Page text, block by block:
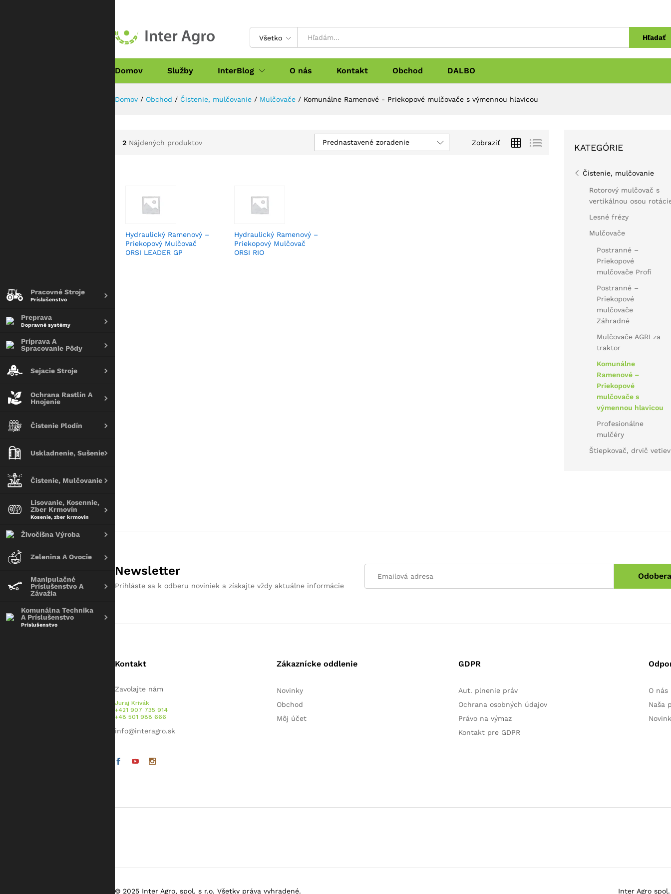
Pracovné Stroje
Príslušenstvo
Preprava
Dopravné systémy
Príprava A
Spracovanie Pôdy
Sejacie Stroje
Ochrana Rastlín A
Hnojenie
Čistenie Plodín
Uskladnenie, Sušenie
Čistenie, Mulčovanie
Lisovanie, Kosennie,
Zber Krmovín
Kosenie, zber krmovín
Živočíšna Výroba
Zelenina A Ovocie
Manipulačné
Príslušenstvo A
Závažia
Komunálna Technika
A Príslušenstvo
Príslušenstvo
Všetko Hľadať
Domov Služby InterBlog O nás Kontakt Obchod DALBO
Domov / Obchod / Čistenie, mulčovanie / Mulčovače / Komunálne Ramenové - Priekopové mulčovače s výmennou hlavicou
2 Nájdených produktov Zobraziť
Prednastavené zoradenie
Hydraulický Ramenový –
Priekopový Mulčovač
ORSI LEADER GP
Hydraulický Ramenový –
Priekopový Mulčovač
ORSI RIO
KATEGÓRIE
Čistenie, mulčovanie
Rotorový mulčovač s
vertikálnou osou
Lesné frézy
Mulčovače
Postranné –
Priekopové
mulčovače Profi
Postranné –
Priekopové
mulčovače
Záhradné
Mulčovače AGRI za
traktor
Komunálne
Ramenové –
Priekopové
mulčovače s
výmennou hlavicou
Profesionálne
mulčéry
Štiepkovač, drvič vetiev
Newsletter
Prihláste sa k odberu noviniek a získajte vždy aktuálne informácie
Kontakt
Zavolajte nám
Juraj Krivák
+421 907 735 914
+48 501 988 666
info@interagro.sk
Zákaznícke oddlenie
Novinky
Obchod
Môj účet
GDPR
Aut. plnenie práv
Ochrana osobných údajov
Právo na výmaz
Kontakt pre GDPR
O nás
Naša
© 2025 Inter Agro, spol. s r.o. Všetky práva vyhradené. Inter Agro